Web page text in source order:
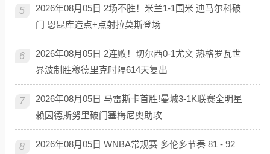
5
2026年08月05日 2场不胜！米兰1-1国米 迪马尔科破
门 恩昆库造点+点射拉莫斯登场
6
2026年08月05日 2连败！切尔西0-1尤文 热格罗瓦世
界波制胜穆德里克时隔614天复出
7
2026年08月05日 马雷斯卡首胜!曼城3-1K联赛全明星
赖因德斯努里破门塞梅尼奥助攻
8
2026年08月05日 WNBA常规赛 多伦多节奏 81 - 92